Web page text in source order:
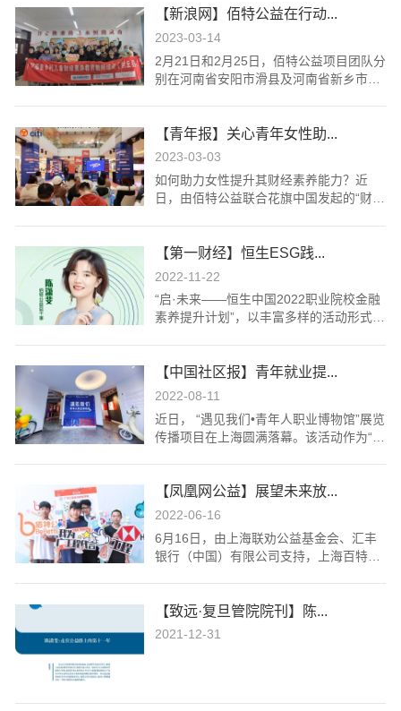
【新浪网】佰特公益在行动...
2023-03-14
2月21日和2月25日，佰特公益项目团队分
别在河南省安阳市滑县及河南省新乡市封
【青年报】关心青年女性助...
2023-03-03
如何助力女性提升其财经素养能力？近
日，由佰特公益联合花旗中国发起的“财赋
提供财务培训，帮助她们建立抵御未来不
确定性的能力。
【第一财经】恒生ESG践...
2022-11-22
“启·未来——恒生中国2022职业院校金融
素养提升计划”，以丰富多样的活动形式为
学期开始，项目已经面向广州与上海的五
所职业院校的400名学生，落地开展了财
们的支持和喜爱。
【中国社区报】青年就业提...
2022-08-11
近日， “遇见我们•青年人职业博物馆”展览
传播项目在上海圆满落幕。该活动作为“青
益性的教育教学探索，帮助即将面对就业
压力的青年们解决自我认知、职业规划教
【凤凰网公益】展望未来放...
2022-06-16
6月16日，由上海联劝公益基金会、汇丰
银行（中国）有限公司支持，上海百特教
职业体验嘉年华”在广州工程技术职业学院
从化校区举行。
【致远·复旦管院院刊】陈...
2021-12-31